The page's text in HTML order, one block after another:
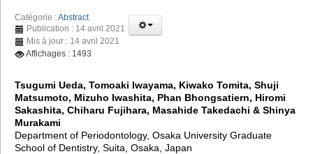
Catégorie :Abstract
Publication : 14 avril 2021
Mis à jour : 14 avril 2021
Affichages : 1493
Tsugumi Ueda, Tomoaki Iwayama, Kiwako Tomita, Shuji
Matsumoto, Mizuho Iwashita, Phan Bhongsatiern, Hiromi
Sakashita, Chiharu Fujihara, Masahide Takedachi & Shinya
Murakami
Department of Periodontology, Osaka University Graduate
School of Dentistry, Suita, Osaka, Japan